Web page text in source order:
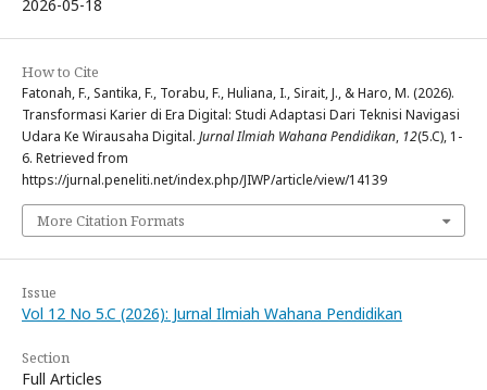
2026-05-18
How to Cite
Fatonah, F., Santika, F., Torabu, F., Huliana, I., Sirait, J., & Haro, M. (2026).
Transformasi Karier di Era Digital: Studi Adaptasi Dari Teknisi Navigasi
Udara Ke Wirausaha Digital. Jurnal Ilmiah Wahana Pendidikan, 12(5.C), 1-
6. Retrieved from
https://jurnal.peneliti.net/index.php/JIWP/article/view/14139
More Citation Formats
Issue
Vol 12 No 5.C (2026): Jurnal Ilmiah Wahana Pendidikan
Section
Full Articles